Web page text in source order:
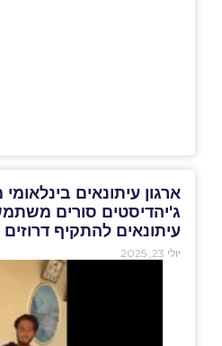
ארגון עיתונאים
ג'יהדיסטים סורים
עיתונאים להתקיף דרוזים
יולי 23, 2025